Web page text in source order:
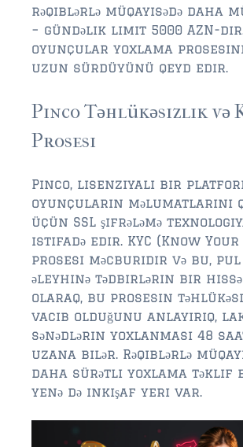
rəqiblərlə müqayisədə daha
– gündəlik limit 5000 AZN-
oyunçular yoxlama
uzun sürdüyünü qeyd edir.
Pinco Təhlükəsizlik və
Prosesi
Pinco, lisenziyalı bir
oyunçuların məlumatlarını
üçün SSL şifrələmə
istifadə edir. KYC (Know Your
prosesi məcburidir və bu, pul
əleyhinə tədbirlərin bir
olaraq, bu prosesin
vacib olduğunu anlayırıq,
sənədlərin yoxlanması 48
uzana bilər. Rəqiblərlə
daha sürətli yoxlama təklif
yenə də inkişaf yeri var.